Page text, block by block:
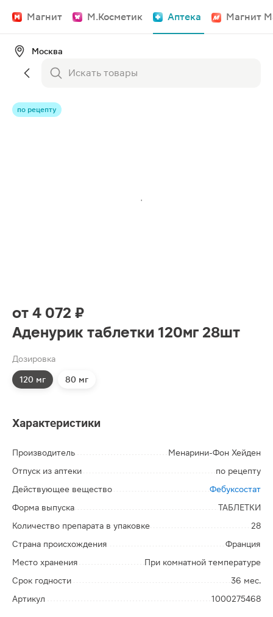
Магнит М.Косметик Аптека Магнит
Москва
по рецепту
от 4 072 ₽
Аденурик таблетки 120мг 28шт
Дозировка
120 мг 80 мг
Характеристики
Производитель
Менарини-Фон Хейден
Отпуск из аптеки
по рецепту
Действующее вещество
Фебуксостат
Форма выпуска
ТАБЛЕТКИ
Количество препарата в упаковке
28
Страна происхождения
Франция
Место хранения
При комнатной температуре
Срок годности
36 мес.
Артикул
1000275468